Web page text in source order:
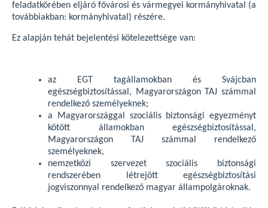
feladatkörében eljáró fővárosi és vármegyei kormányhivatal (a
továbbiakban: kormányhivatal) részére.
Ez alapján tehát bejelentési kötelezettsége van:
az EGT tagállamokban és Svájcban
egészségbiztosítással, Magyarországon TAJ számmal
rendelkező személyeknek;
a Magyarországgal szociális biztonsági egyezményt
kötött államokban egészségbiztosítással,
Magyarországon TAJ számmal rendelkező
személyeknek,
nemzetközi szervezet szociális biztonsági
rendszerében létrejött egészségbiztosítási
jogviszonnyal rendelkező magyar állampolgároknak.